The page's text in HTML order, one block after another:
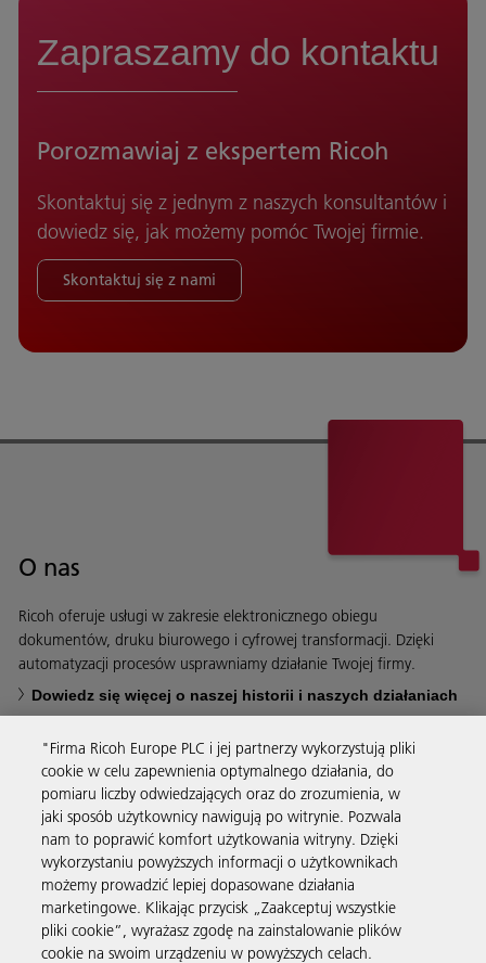
Zapraszamy do kontaktu
Porozmawiaj z ekspertem Ricoh
Skontaktuj się z jednym z naszych konsultantów i
dowiedz się, jak możemy pomóc Twojej firmie.
Skontaktuj się z nami
O nas
Ricoh oferuje usługi w zakresie elektronicznego obiegu
dokumentów, druku biurowego i cyfrowej transformacji. Dzięki
automatyzacji procesów usprawniamy działanie Twojej firmy.
Dowiedz się więcej o naszej historii i naszych działaniach
Usługi biznesowe
Produkty i usługi
"Firma Ricoh Europe PLC i jej partnerzy wykorzystują pliki
cookie w celu zapewnienia optymalnego działania, do
pomiaru liczby odwiedzających oraz do zrozumienia, w
jaki sposób użytkownicy nawigują po witrynie. Pozwala
nam to poprawić komfort użytkowania witryny. Dzięki
wykorzystaniu powyższych informacji o użytkownikach
możemy prowadzić lepiej dopasowane działania
marketingowe. Klikając przycisk „Zaakceptuj wszystkie
pliki cookie”, wyrażasz zgodę na zainstalowanie plików
cookie na swoim urządzeniu w powyższych celach.